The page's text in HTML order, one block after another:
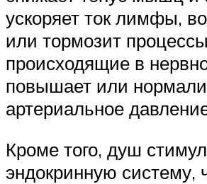
ускоряет ток лимфы,
или тормозит
происходящие в
повышает или
артериальное
Кроме того, душ
эндокринную систему,